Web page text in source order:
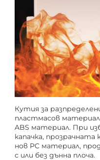
Кутия за
пластмасов материал
ABS материал. При
капачка,
нов PC материал,
с или без дънна плоча.